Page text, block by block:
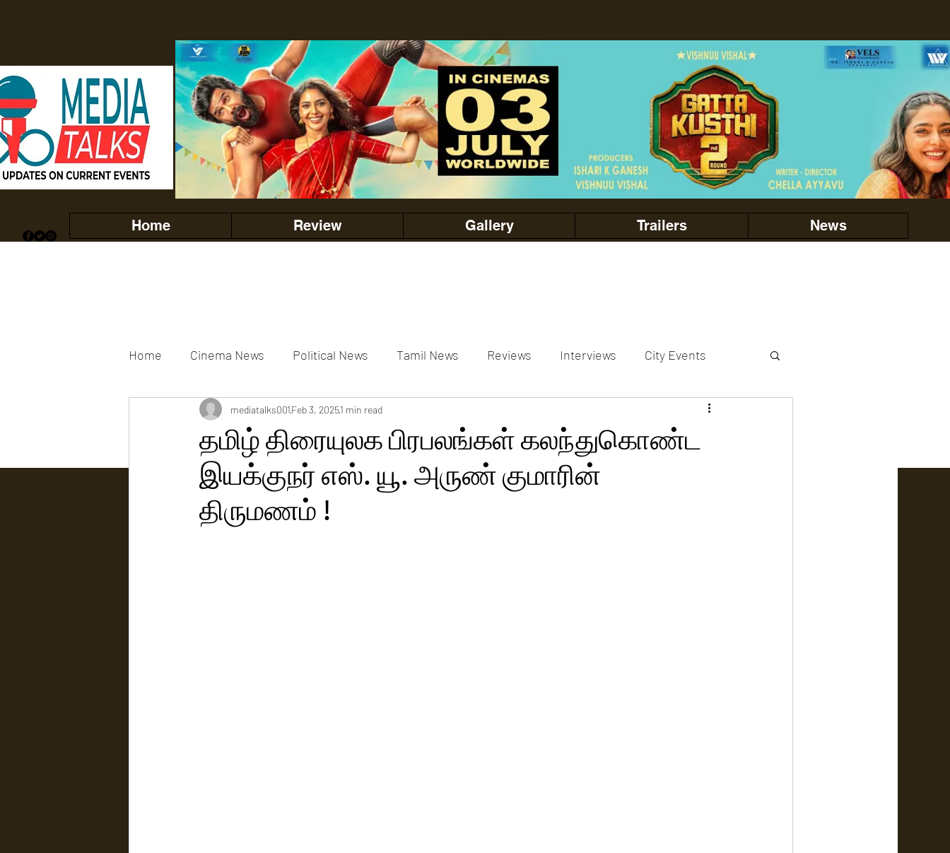
Home Review Gallery Trailers News
Home Cinema News Political News Tamil News Reviews Interviews City Events
Movies Gallery Actress Gallery Events Gallery actors gallery
தமிழ் திரையுலக பிரபலங்கள் கலந்துகொண்ட
இயக்குநர் எஸ். யூ. அருண் குமாரின்
திருமணம் !
mediatalks001Feb 3, 20251 min read